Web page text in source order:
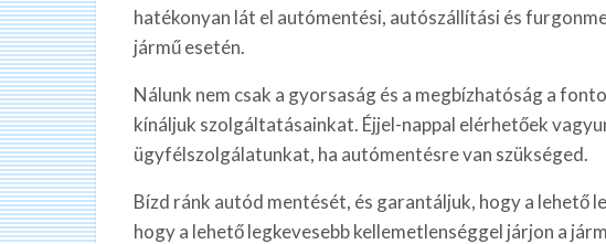
hatékonyan lát el autómentési, autószállítási és
jármű esetén.
Nálunk nem csak a gyorsaság és a megbízhatóság a
kínáljuk szolgáltatásainkat. Éjjel-nappal elérhetőek
ügyfélszolgálatunkat, ha autómentésre van szükséged.
Bízd ránk autód mentését, és garantáljuk, hogy a lehető
hogy a lehető legkevesebb kellemetlenséggel járjon a